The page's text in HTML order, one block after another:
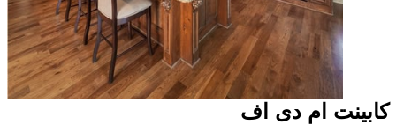
کابینت ام دی اف